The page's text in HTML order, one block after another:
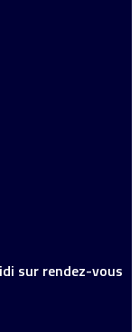
sur rendez-vous